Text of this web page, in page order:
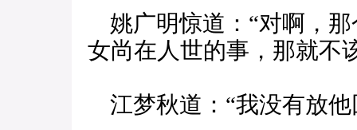
姚广明惊道：“对啊，
女尚在人世的事，那就不
江梦秋道：“我没有放他